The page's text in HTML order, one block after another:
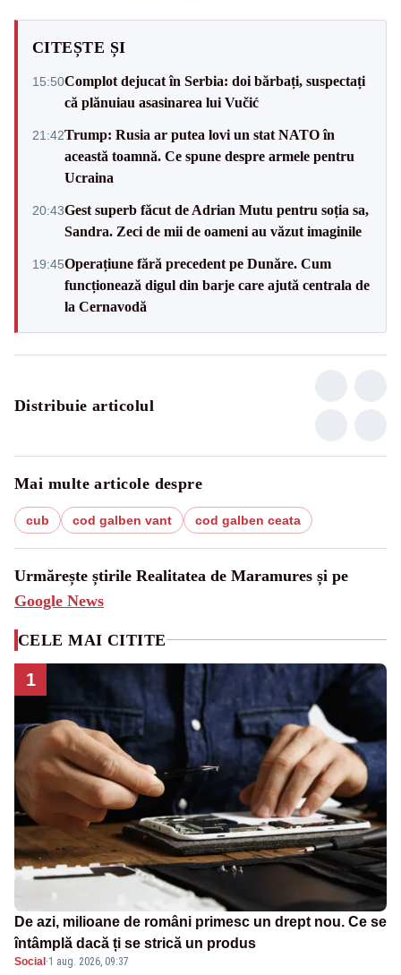
CITEȘTE ȘI
15:50Complot dejucat în Serbia: doi bărbați, suspectați
că plănuiau asasinarea lui Vučić
21:42Trump: Rusia ar putea lovi un stat NATO în
această toamnă. Ce spune despre armele pentru
Ucraina
20:43Gest superb făcut de Adrian Mutu pentru soția sa,
Sandra. Zeci de mii de oameni au văzut imaginile
19:45Operațiune fără precedent pe Dunăre. Cum
funcționează digul din barje care ajută centrala de
la Cernavodă
Distribuie articolul
Mai multe articole despre
cub cod galben vant cod galben ceata
Urmărește știrile Realitatea de Maramures și pe
Google News
CELE MAI CITITE
1
De azi, milioane de români primesc un drept nou. Ce se
întâmplă dacă ți se strică un produs
Social ·1 aug. 2026, 09:37